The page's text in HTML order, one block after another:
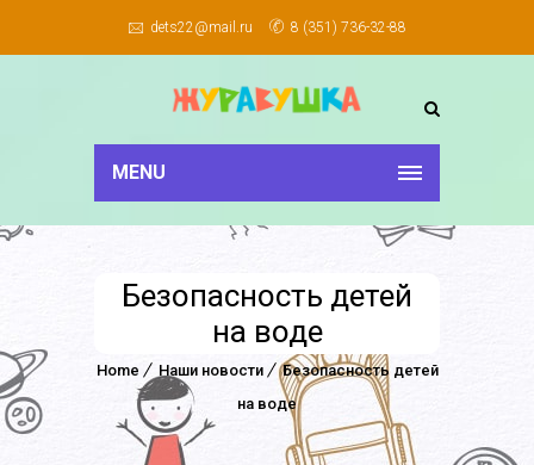
dets22@mail.ru 8 (351) 736-32-88
MENU
Безопасность детей
на воде
Home Наши новости
Безопасность детей
на воде